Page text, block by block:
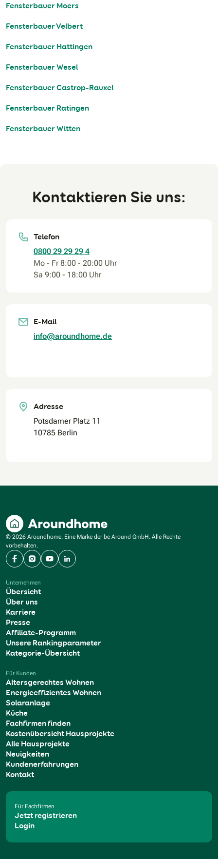
Fensterbauer Moers
Fensterbauer Velbert
Fensterbauer Hattingen
Fensterbauer Wesel
Fensterbauer Castrop-Rauxel
Fensterbauer Ratingen
Fensterbauer Witten
Kontaktieren Sie uns:
Telefon
0800 29 29 29 4
Mo - Fr 8:00 - 20:00 Uhr
Sa 9:00 - 18:00 Uhr
E-Mail
info@aroundhome.de
Adresse
Potsdamer Platz 11
10785 Berlin
© 2026 Aroundhome. Eine Marke der be Around GmbH. Alle Rechte
vorbehalten.
FacebookInstagram
YouTubeLinkedIn
Unternehmen
Übersicht
Über uns
Karriere
Presse
Affiliate-Programm
Unsere Rankingparameter
Kategorie-Übersicht
Für Kunden
Altersgerechtes Wohnen
Energieeffizientes Wohnen
Solaranlage
Küche
Fachfirmen finden
Kostenübersicht Hausprojekte
Alle Hausprojekte
Neuigkeiten
Kundenerfahrungen
Kontakt
Für Fachfirmen
Jetzt registrieren
Login